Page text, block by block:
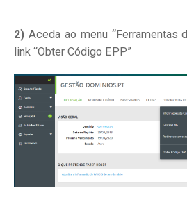
2) Aceda ao menu “Ferramentas
link “Obter Código EPP”